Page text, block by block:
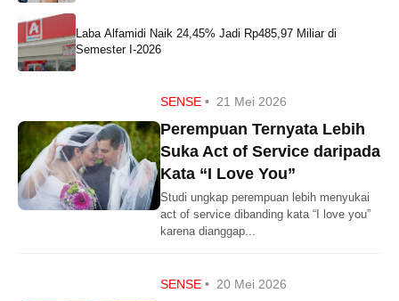
Laba Alfamidi Naik 24,45% Jadi Rp485,97 Miliar di
Semester I-2026
SENSE • 21 Mei 2026
Perempuan Ternyata Lebih
Suka Act of Service daripada
Kata “I Love You”
Studi ungkap perempuan lebih menyukai
act of service dibanding kata “I love you”
karena dianggap...
SENSE • 20 Mei 2026